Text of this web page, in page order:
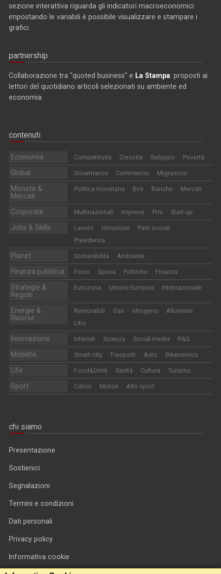
sezione interattiva riguarda gli indicatori macroeconomici:
impostando le variabili è possibile visualizzare e stampare i
grafici.
partnership
Collaborazione tra "quoted business" e La Stampa: proposti ai
lettori del quotidiano articoli selezionati su ambiente ed
economia.
contenuti
Economia Competitività Crescita Sviluppo Povertà
Global Governance Commercio Migrazioni
Moneta &
Mercati
Politica monetaria Bce Banche Mercati
Corporate Multinazionali Imprese Pmi Start-up
Jobs & Skills Lavoro Istruzione
Parti sociali
Previdenza
Planet Sostenibilità Ambiente
Finanza pubblica Fisco Spesa Politiche Finanza
Strategie &
Regole
Eurozona Unione Europea Internazionale
Energie &
Risorse
Rinnovabili Gas Idrogeno
Alluminio
Litio
Innovazione Internet Scienza Social media R&S
Mobilità Smart-city Trasporti Auto Bikenomics
Life Food&Drink Sanità Cultura Turismo
Sport Calcio Motori Altri sport
chi siamo
Presentazione
Sostienici
Segnalazioni
Termini e condizioni
Dati personali
Privacy policy
Informativa cookie